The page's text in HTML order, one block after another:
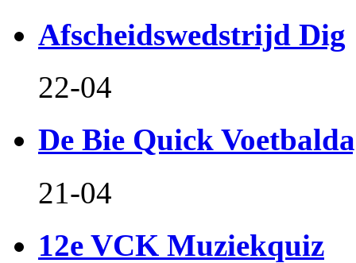
Afscheidswedstrijd Dig
22-04
De Bie Quick
21-04
12e VCK Muziekquiz